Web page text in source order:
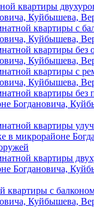
квартиры
Куйбышева,
квартиры с
Куйбышева,
квартиры без
Куйбышева,
квартиры с
Куйбышева,
квартиры без
Богдановича,
квартиры
в микрорайоне
квартиры
Богдановича,
квартиры с
Куйбышева,